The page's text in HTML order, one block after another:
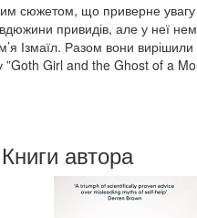
сюжетом, що приверне увагу
привидів, але у неї
Ізмаїл. Разом вони
”Goth Girl and the Ghost of a
Книги автора